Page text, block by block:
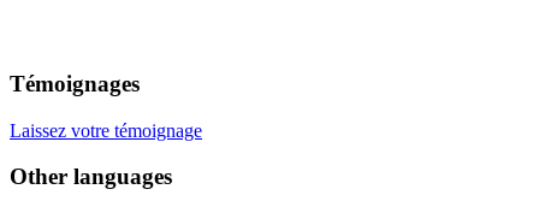
Témoignages
Laissez votre témoignage
Other languages